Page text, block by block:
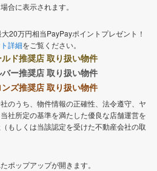
合に表示されます。
20万円相当PayPayポイントプレゼント！
詳細をご覧ください。
ルド推奨店 取り扱い物件
バー推奨店 取り扱い物件
ンズ推奨店 取り扱い物件
のうち、物件情報の正確性、法令遵守、ヤ
社所定の基準を満たした優良な店舗運営を
もしくは当該認定を受けた不動産会社の取
ポップアップが開きます。